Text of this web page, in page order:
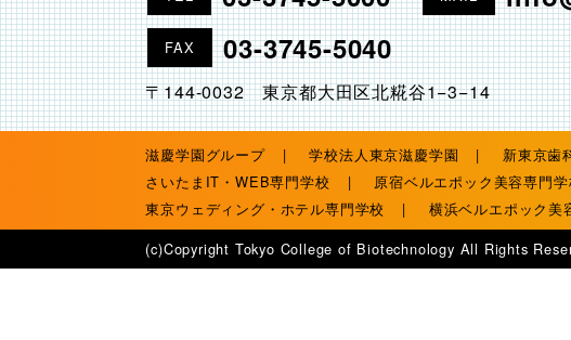
FAX 03-3745-5040
〒144-0032 東京都大田区北糀谷1−3−14
滋慶学園グループ 学校法人東京滋慶学園 新東京歯
さいたまIT・WEB専門学校
原宿ベルエポック美容専門学
東京ウェディング・ホテル専門学校
横浜ベルエポック美
(c)Copyright Tokyo College of Biotechnology All Rights